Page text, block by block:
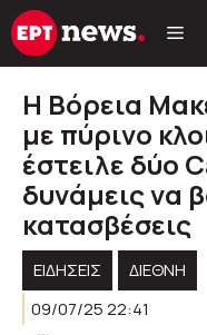
Μετάβαση
σε
Η Βόρεια
με πύρινο
έστειλε δύο
δυνάμεις να
κατασβέσεις
ΕΙΔΗΣΕΙΣ
ΔΙΕΘΝΗ
09/07/25 22:41